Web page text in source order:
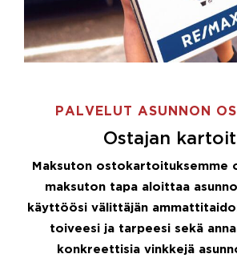
PALVELUT ASUNNON
Ostajan
Maksuton ostokartoituksemme
maksuton tapa aloittaa
käyttöösi välittäjän
toiveesi ja tarpeesi sekä
konkreettisia vinkkejä